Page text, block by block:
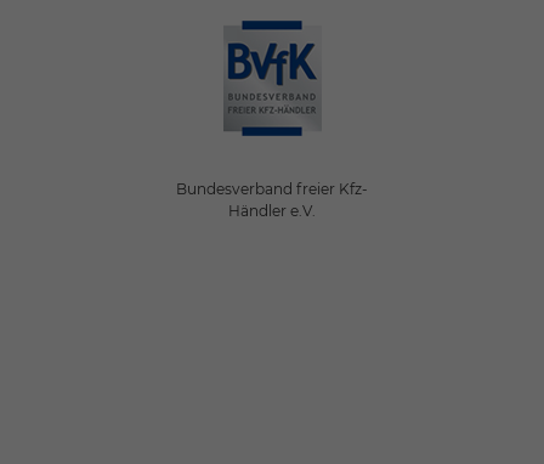
Bundesverband freier Kfz-
Händler e.V.